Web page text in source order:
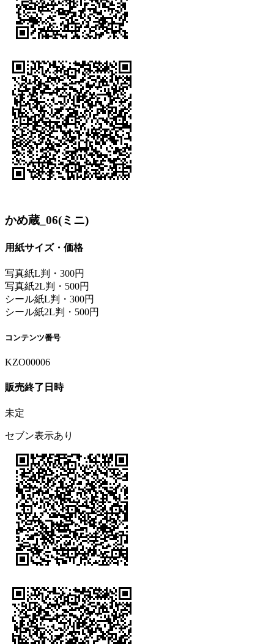
かめ蔵_06(ミニ)
用紙サイズ・価格
写真紙L判・300円
写真紙2L判・500円
シール紙L判・300円
シール紙2L判・500円
コンテンツ番号
KZO00006
販売終了日時
未定
セブン表示あり